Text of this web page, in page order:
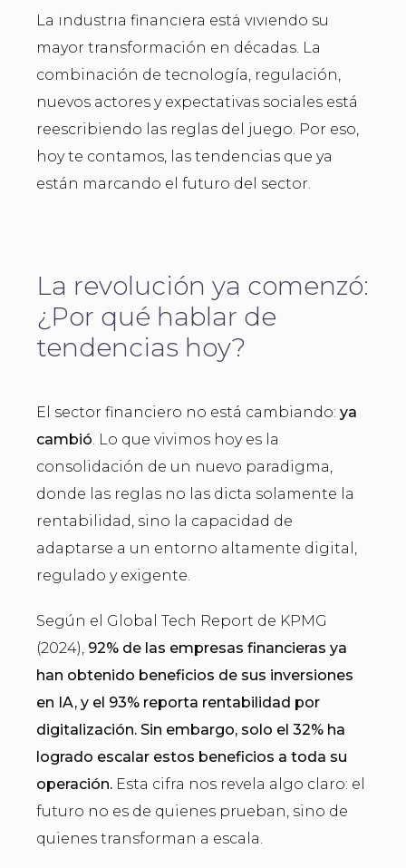
La industria financiera está viviendo su
mayor transformación en décadas. La
combinación de tecnología, regulación,
nuevos actores y expectativas sociales está
reescribiendo las reglas del juego. Por eso,
hoy te contamos, las tendencias que ya
están marcando el futuro del sector.
La revolución ya comenzó:
¿Por qué hablar de
tendencias hoy?
El sector financiero no está cambiando: ya
cambió. Lo que vivimos hoy es la
consolidación de un nuevo paradigma,
donde las reglas no las dicta solamente la
rentabilidad, sino la capacidad de
adaptarse a un entorno altamente digital,
regulado y exigente.
Según el Global Tech Report de KPMG
(2024), 92% de las empresas financieras ya
han obtenido beneficios de sus inversiones
en IA, y el 93% reporta rentabilidad por
digitalización. Sin embargo, solo el 32% ha
logrado escalar estos beneficios a toda su
operación. Esta cifra nos revela algo claro: el
futuro no es de quienes prueban, sino de
quienes transforman a escala.